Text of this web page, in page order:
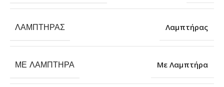
ΛΑΜΠΤΉΡΑΣ Λαμπτήρας
ΜΕ ΛΑΜΠΤΉΡΑ Με Λαμπτήρα